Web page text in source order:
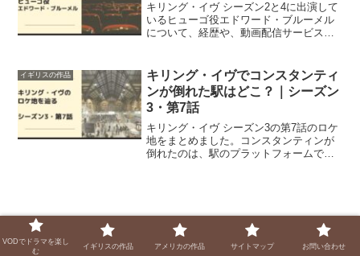
キリング・イヴ シーズン2と4に出演して
いるヒューゴ役エドワード・ブルーメル
について、経歴や、動画配信サービスで
イギリスの作品
キリング・イヴでコンスタンティ
ンが倒れた駅はどこ？｜シーズン
3・第7話
キリング・イヴ シーズン3の第7話のロケ
地をまとめました。コンスタンティンが
倒れたのは、駅のプラットフォームでし
ダウントンアビー｜使用人デイジー役ソ
VODでドラマを楽し
む
イギリスの作品 アメリカの作品 サイトマップ お問い合わせ